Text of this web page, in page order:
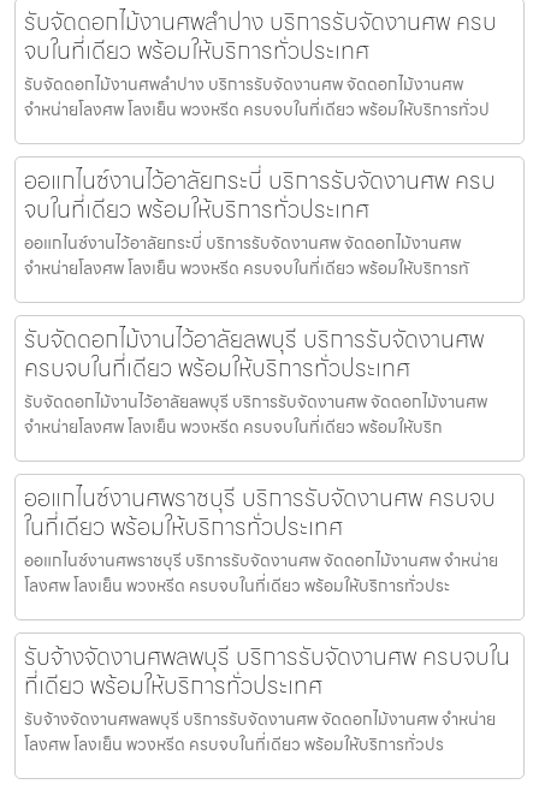
รับจัดดอกไม้งานศพลำปาง บริการรับจัดงานศพ ครบ
จบในที่เดียว พร้อมให้บริการทั่วประเทศ
รับจัดดอกไม้งานศพลำปาง บริการรับจัดงานศพ จัดดอกไม้งานศพ
จำหน่ายโลงศพ โลงเย็น พวงหรีด ครบจบในที่เดียว พร้อมให้บริการทั่วป
ออแกไนซ์งานไว้อาลัยกระบี่ บริการรับจัดงานศพ ครบ
จบในที่เดียว พร้อมให้บริการทั่วประเทศ
ออแกไนซ์งานไว้อาลัยกระบี่ บริการรับจัดงานศพ จัดดอกไม้งานศพ
จำหน่ายโลงศพ โลงเย็น พวงหรีด ครบจบในที่เดียว พร้อมให้บริการทั
รับจัดดอกไม้งานไว้อาลัยลพบุรี บริการรับจัดงานศพ
ครบจบในที่เดียว พร้อมให้บริการทั่วประเทศ
รับจัดดอกไม้งานไว้อาลัยลพบุรี บริการรับจัดงานศพ จัดดอกไม้งานศพ
จำหน่ายโลงศพ โลงเย็น พวงหรีด ครบจบในที่เดียว พร้อมให้บริก
ออแกไนซ์งานศพราชบุรี บริการรับจัดงานศพ ครบจบ
ในที่เดียว พร้อมให้บริการทั่วประเทศ
ออแกไนซ์งานศพราชบุรี บริการรับจัดงานศพ จัดดอกไม้งานศพ จำหน่าย
โลงศพ โลงเย็น พวงหรีด ครบจบในที่เดียว พร้อมให้บริการทั่วประ
รับจ้างจัดงานศพลพบุรี บริการรับจัดงานศพ ครบจบใน
ที่เดียว พร้อมให้บริการทั่วประเทศ
รับจ้างจัดงานศพลพบุรี บริการรับจัดงานศพ จัดดอกไม้งานศพ จำหน่าย
โลงศพ โลงเย็น พวงหรีด ครบจบในที่เดียว พร้อมให้บริการทั่วปร